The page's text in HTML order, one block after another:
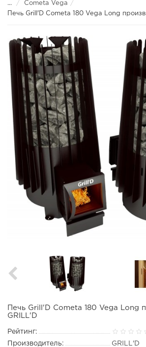
...
Cometa Vega
Печь Grill'D Cometa 180 Vega Long
Печь Grill'D Cometa 180 Vega Long
GRILL'D
Рейтинг:
Производитель:
GRILL'D